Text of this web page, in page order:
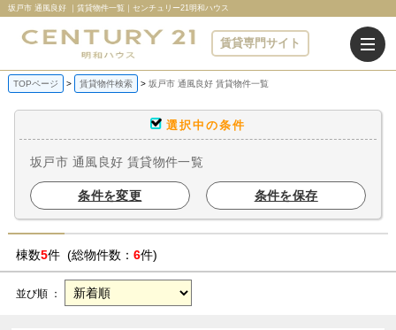
坂戸市 通風良好 ｜賃貸物件一覧｜センチュリー21明和ハウス
賃貸専門サイト
TOPページ 賃貸物件検索 坂戸市 通風良好 賃貸物件一覧
選択中の条件
坂戸市 通風良好 賃貸物件一覧
条件を変更 条件を保存
棟数5件 (総物件数： 6件)
並び順 ：